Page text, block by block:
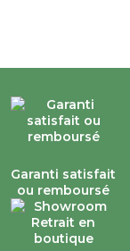
Garanti satisfait
ou remboursé